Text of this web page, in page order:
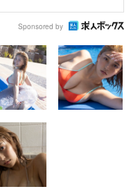
Sponsored by